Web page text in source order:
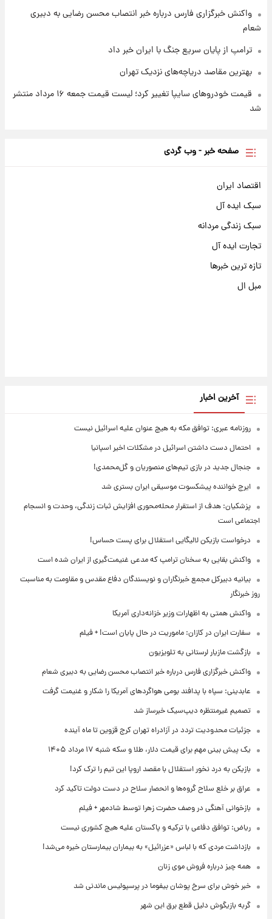
واکنش خبرگزاری فارس درباره خبر انتصاب محسن رضایی به دبیری
شعام
ترامپ از پایان سریع جنگ با ایران خبر داد
بهترین مقاصد دریاچه‌های نزدیک تهران
قیمت خودروهای سایپا تغییر کرد؛ لیست قیمت جمعه ۱۶ مرداد منتشر
شد
صفحه خبر - وب گردی
اقتصاد ایران
سبک ایده آل
سبک زندگی مردانه
تجارت ایده آل
تازه ترین خبرها
مبل ال
آخرین اخبار
روزنامه عبری: توافق مکه به هیچ عنوان علیه اسرائیل نیست
احتمال دست داشتن اسرائیل در مشکلات اخیر اسپانیا
جنجال جدید در بازی تیم‌های منصوریان و گل‌محمدی!
ایرج خواننده پیشکسوت موسیقی ایران بستری شد
پزشکیان: هدف از استقرار محله‌محوری افزایش ثبات زندگی، وحدت و انسجام
اجتماعی است
درخواست بازیکن لالیگایی استقلال برای پست حساس!
واکنش بقایی به سخنان ترامپ که مدعی غنیمت‌گیری از ایران شده است
بیانیه دبیرکل مجمع خبرنگاران و نویسندگان دفاع مقدس و مقاومت به مناسبت
روز خبرنگار
واکنش همتی به اظهارات وزیر خزانه‌داری آمریکا
سفارت ایران در کازان: ماموریت در حال پایان است! + فیلم
بازگشت مازیار لرستانی به تلویزیون
واکنش خبرگزاری فارس درباره خبر انتصاب محسن رضایی به دبیری شعام
عابدینی: سپاه با پدافند بومی هواگردهای آمریکا را شکار و غنیمت گرفت
تصمیم غیرمنتظره دیپ‌سیک خبرساز شد
جزئیات محدودیت تردد در آزادراه تهران کرج قزوین تا ماه آینده
یک پیش ‌بینی مهم برای قیمت دلار، طلا و سکه شنبه ۱۷ مرداد ۱۴۰۵
بازیکن به درد نخور استقلال با مقصد اروپا این تیم را ترک کرد!
عراق بر خلع سلاح گروه‌ها و انحصار سلاح در دست دولت تاکید کرد
بازخوانی آهنگی در وصف حضرت زهرا توسط شادمهر + فیلم
ریاض: توافق دفاعی با ترکیه و پاکستان علیه هیچ کشوری نیست
بازداشت مردی که با لباس «عزرائیل» به بیماران بیمارستان خیره می‌شد!
همه چیز درباره فروش موی زنان
خبر خوش برای سرخ پوشان بیفوما در پرسپولیس ماندنی شد
گربه بازیگوش دلیل قطع برق این شهر